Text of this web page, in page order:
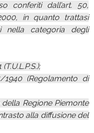
conferiti dall’art. 50,
in quanto trattasi
nella categoria degli
(Regolamento di
Regione Piemonte
alla diffusione del